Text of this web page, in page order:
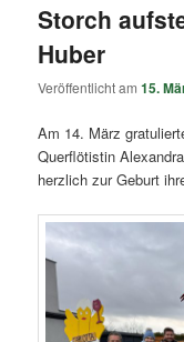
Storch
Huber
Veröffentlicht am15.
Am 14. März
Querflötistin
herzlich zur Geburt